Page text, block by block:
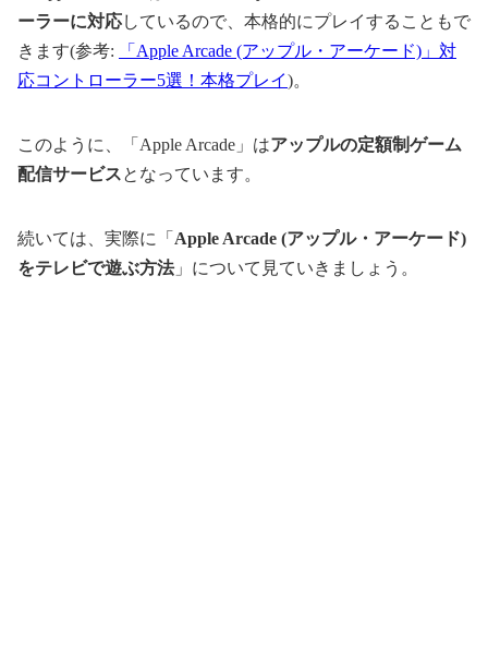
ーラーに対応しているので、本格的にプレイすることもで
きます(参考:
「Apple Arcade (アップル・アーケード)」対
応コントローラー5選！本格プレイ)。
このように、「Apple Arcade」はアップルの定額制ゲーム
配信サービスとなっています。
続いては、実際に「 Apple Arcade (アップル・アーケード)
をテレビで遊ぶ方法」について見ていきましょう。